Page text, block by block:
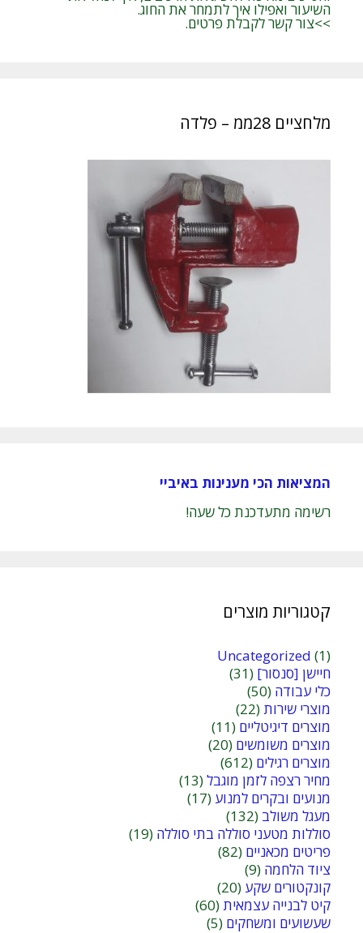
השיעור ואפילו איך לתמחר את החוג.
>>צור קשר לקבלת פרטים.
מלחציים 28ממ – פלדה
המציאות הכי מענינות באיביי
רשימה מתעדכנת כל שעה!
קטגוריות מוצרים
Uncategorized (1)
חיישן [סנסור] (31)
כלי עבודה (50)
מוצרי שירות(22)
מוצרים דיגיטליים (11)
מוצרים משומשים (20)
מוצרים רגילים (612)
מחיר רצפה לזמן מוגבל(13)
מנועים ובקרים למנוע (17)
מעגל משולב (132)
סוללות מטעני סוללה בתי סוללה (19)
פריטים מכאניים (82)
ציוד הלחמה (9)
קונקטורים שקע (20)
קיט לבנייה עצמאית(60)
שעשועים ומשחקים (5)